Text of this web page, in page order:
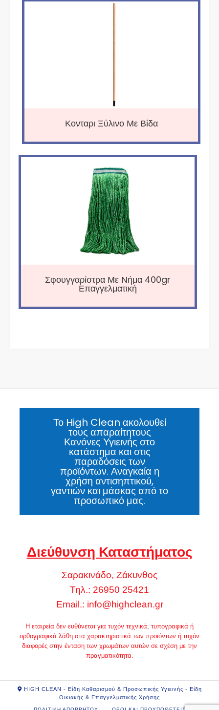
Κονταρι Ξύλινο Με Βίδα
Σφουγγαρίστρα Με Νήμα 400gr
Επαγγελματική
Το High Clean ακολουθεί
τους απαραίτητους
Κανόνες Υγιεινής στο
κατάστημα και στις
παραδόσεις των
προϊόντων. Αναγκαία η
χρήση αντισηπτικού,
γαντιών και μάσκας από το
προσωπικό μας.
Διεύθυνση Καταστήματος
Σαρακινάδο, Ζάκυνθος
Τηλ.: 26950 25421
Email.: info@highclean.gr
Η εταιρεία δεν ευθύνεται για τυχόν τεχνικά, τυπογραφικά ή
ορθογραφικά λάθη στα χαρακτηριστικά των προϊόντων ή τυχόν
διαφορές στην ένταση των χρωμάτων αυτών σε σχέση με την
πραγματικότητα.
HIGH CLEAN - Είδη Καθαρισμού & Προσωπικής Υγιεινής - Είδη
Οικιακής & Επαγγελματικής Χρήσης